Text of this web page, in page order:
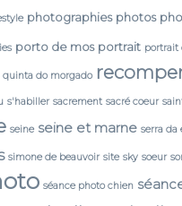
photographies photos
porto de mos portrait portrait
quinta do morgado
s'habiller sacrement sacré coeur
seine seine et marne serra da
simone de beauvoir site sky soeur
séance photo chien